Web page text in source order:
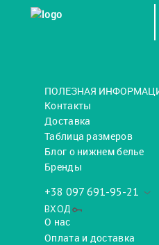
ПОЛЕЗНАЯ
Контакты
Доставка
Таблица размеров
Блог о нижнем белье
Бренды
+38 097 691-95-21
ВХОД
О нас
Оплата и доставка